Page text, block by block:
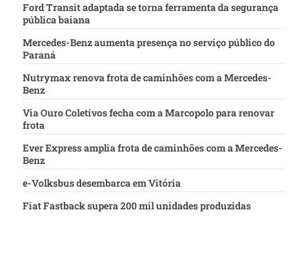
Ford Transit adaptada se torna ferramenta da segurança
pública baiana
Mercedes-Benz aumenta presença no serviço público do
Paraná
Nutrymax renova frota de caminhões com a Mercedes-
Benz
Via Ouro Coletivos fecha com a Marcopolo para renovar
frota
Ever Express amplia frota de caminhões com a Mercedes-
Benz
e-Volksbus desembarca em Vitória
Fiat Fastback supera 200 mil unidades produzidas